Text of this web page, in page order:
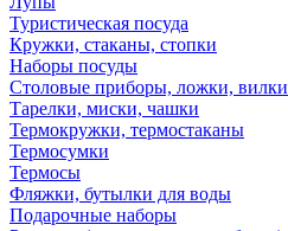
Туристическая посуда
Кружки, стаканы, стопки
Наборы посуды
Столовые приборы, ложки, вилки
Тарелки, миски, чашки
Термокружки, термостаканы
Термосумки
Термосы
Фляжки, бутылки для воды
Подарочные наборы